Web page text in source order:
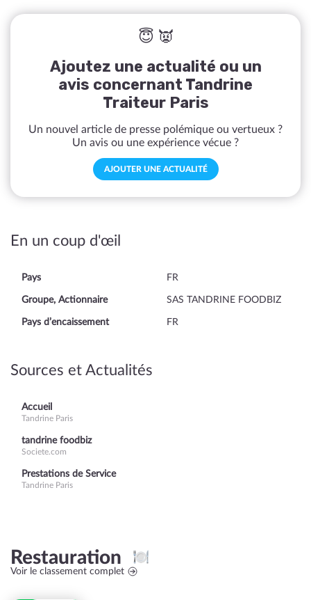
😇 👿
Ajoutez une actualité ou un
avis concernant Tandrine
Traiteur Paris
Un nouvel article de presse polémique ou vertueux ?
Un avis ou une expérience vécue ?
AJOUTER UNE ACTUALITÉ
En un coup d'œil
Pays FR
Groupe, Actionnaire SAS TANDRINE FOODBIZ
Pays d’encaissement FR
Sources et Actualités
Accueil
Tandrine Paris
tandrine foodbiz
Societe.com
Prestations de Service
Tandrine Paris
Restauration
Voir le classement complet